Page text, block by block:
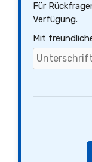
Für
Verfügung.
Mit